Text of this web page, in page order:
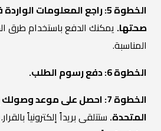
الخطوة 5: راجع المعلومات
صحتها. يمكنك الدفع باستخدام طرق
المناسبة.
الخطوة 6: دفع رسوم الطلب.
الخطوة 7: احصل على موعد
المتحدة.